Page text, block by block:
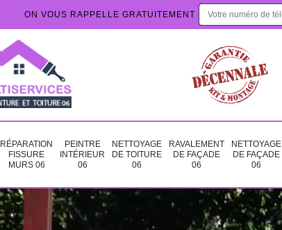
ON VOUS RAPPELLE GRATUITEMENT
RÉPARATION
FISSURE
MURS 06
PEINTRE
INTÉRIEUR
06
NETTOYAGE
DE TOITURE
06
RAVALEMENT
DE FAÇADE
06
NETTOYAGE
DE FAÇADE
06